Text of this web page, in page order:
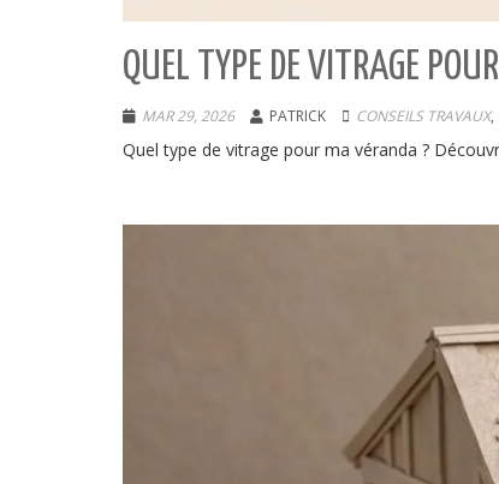
QUEL TYPE DE VITRAGE
MAR 29, 2026 PATRICK CONSEILS TRAVAUX,
Quel type de vitrage pour ma véranda ?